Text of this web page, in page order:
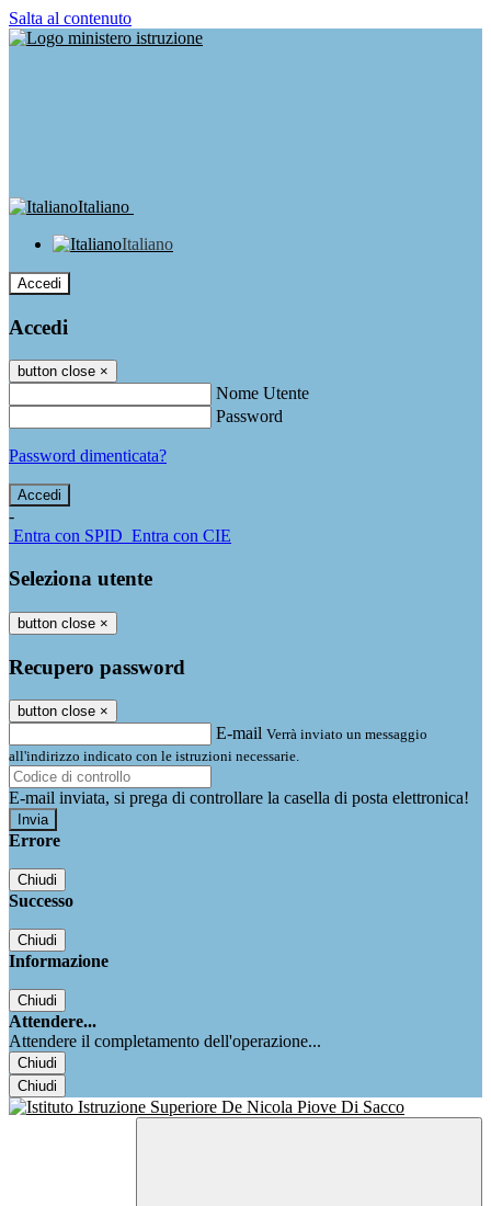
Salta al contenuto
Italiano
Italiano
Accedi
Accedi
button close ×
Nome Utente
Password
Password dimenticata?
-
Entra con SPID Entra con CIE
Seleziona utente
button close ×
Recupero password
button close ×
E-mail Verrà inviato un messaggio
all'indirizzo indicato con le istruzioni necessarie.
E-mail inviata, si prega di controllare la casella di posta elettronica!
Errore
Chiudi
Successo
Chiudi
Informazione
Chiudi
Attendere...
Attendere il completamento dell'operazione...
Chiudi
Chiudi